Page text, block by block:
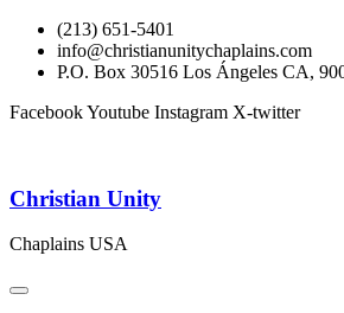
(213) 651-5401
info@christianunitychaplains.com
P.O. Box 30516 Los Ángeles CA,
FacebookYoutube Instagram X-twitter
Christian Unity
Chaplains USA